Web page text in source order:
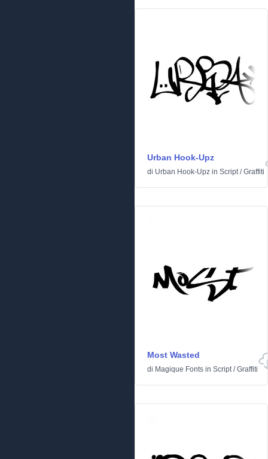
Urban Hook-Upz
di Urban Hook-Upz in Script/Graffiti
Most Wasted
di Magique Fonts in Script/Graffiti